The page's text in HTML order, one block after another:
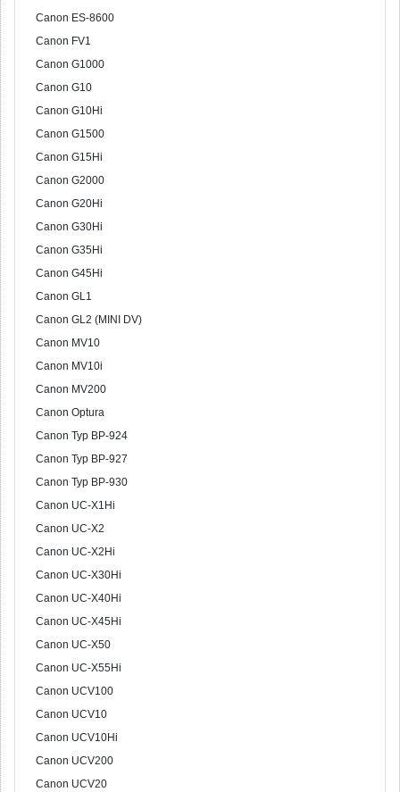
Canon ES-8600
Canon FV1
Canon G1000
Canon G10
Canon G10Hi
Canon G1500
Canon G15Hi
Canon G2000
Canon G20Hi
Canon G30Hi
Canon G35Hi
Canon G45Hi
Canon GL1
Canon GL2 (MINI DV)
Canon MV10
Canon MV10i
Canon MV200
Canon Optura
Canon Typ BP-924
Canon Typ BP-927
Canon Typ BP-930
Canon UC-X1Hi
Canon UC-X2
Canon UC-X2Hi
Canon UC-X30Hi
Canon UC-X40Hi
Canon UC-X45Hi
Canon UC-X50
Canon UC-X55Hi
Canon UCV100
Canon UCV10
Canon UCV10Hi
Canon UCV200
Canon UCV20